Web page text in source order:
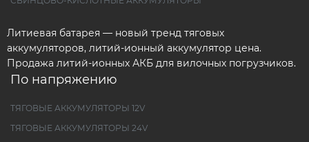
Литиевая батарея — новый тренд тяговых
аккумуляторов, литий-ионный аккумулятор цена.
Продажа литий-ионных АКБ для вилочных погрузчиков.
По напряжению
ТЯГОВЫЕ АККУМУЛЯТОРЫ 12V
ТЯГОВЫЕ АККУМУЛЯТОРЫ 24V